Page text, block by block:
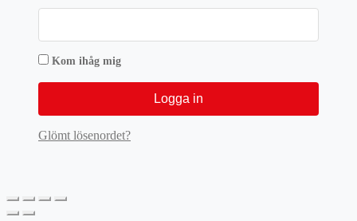
Kom ihåg mig
Logga in
Glömt lösenordet?